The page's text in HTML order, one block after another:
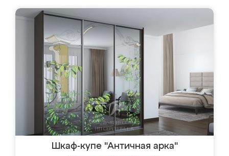
Шкаф-купе "Античная арка"